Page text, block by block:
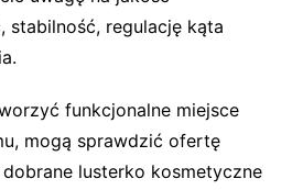
stabilność, regulację kąta
funkcjonalne miejsce
mogą sprawdzić ofertę
lusterko kosmetyczne